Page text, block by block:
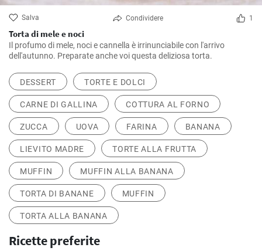
Salva Condividere 1
Torta di mele e noci
Il profumo di mele, noci e cannella è irrinunciabile con l'arrivo
dell'autunno. Preparate anche voi questa deliziosa torta.
DESSERT TORTE E DOLCI
CARNE DI GALLINA COTTURA AL FORNO
ZUCCA UOVA FARINA BANANA
LIEVITO MADRE TORTE ALLA FRUTTA
MUFFIN MUFFIN ALLA BANANA
TORTA DI BANANE MUFFIN
TORTA ALLA BANANA
Ricette preferite